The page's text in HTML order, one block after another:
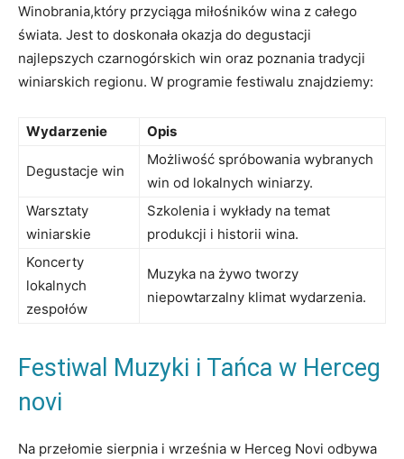
Winobrania,który przyciąga​ miłośników wina z całego
świata. Jest to doskonała okazja do degustacji
najlepszych czarnogórskich win oraz poznania tradycji
winiarskich regionu. W programie festiwalu znajdziemy:
Wydarzenie Opis
Degustacje ⁤win
Możliwość spróbowania wybranych
win od lokalnych⁣ winiarzy.
Warsztaty
winiarskie
Szkolenia ⁣i​ wykłady na temat
produkcji i historii⁣ wina.
Koncerty‌
lokalnych
zespołów
Muzyka na żywo tworzy
niepowtarzalny klimat wydarzenia.
Festiwal Muzyki i Tańca w Herceg
novi
Na przełomie sierpnia‌ i września ⁤w Herceg Novi odbywa​